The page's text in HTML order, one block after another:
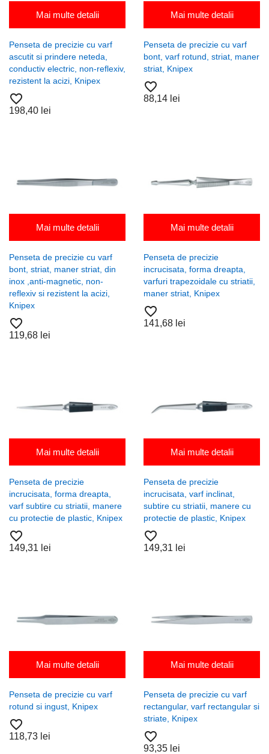
Mai multe detalii
Penseta de precizie cu varf
ascutit si prindere neteda,
conductiv electric, non-reflexiv,
rezistent la acizi, Knipex
favorite_border
198,40 lei
Mai multe detalii
Penseta de precizie cu varf
bont, varf rotund, striat, maner
striat, Knipex
favorite_border
88,14 lei
Mai multe detalii
Penseta de precizie cu varf
bont, striat, maner striat, din
inox ,anti-magnetic, non-
reflexiv si rezistent la acizi,
Knipex
favorite_border
119,68 lei
Mai multe detalii
Penseta de precizie
incrucisata, forma dreapta,
varfuri trapezoidale cu striatii,
maner striat, Knipex
favorite_border
141,68 lei
Mai multe detalii
Penseta de precizie
incrucisata, forma dreapta,
varf subtire cu striatii, manere
cu protectie de plastic, Knipex
favorite_border
149,31 lei
Mai multe detalii
Penseta de precizie
incrucisata, varf inclinat,
subtire cu striatii, manere cu
protectie de plastic, Knipex
favorite_border
149,31 lei
Mai multe detalii
Penseta de precizie cu varf
rotund si ingust, Knipex
favorite_border
118,73 lei
Mai multe detalii
Penseta de precizie cu varf
rectangular, varf rectangular si
striate, Knipex
favorite_border
93,35 lei